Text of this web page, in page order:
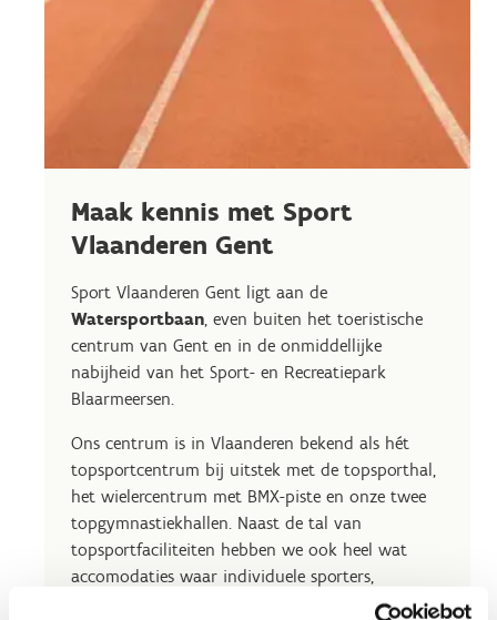
Maak kennis met Sport
Vlaanderen Gent
Sport Vlaanderen Gent ligt aan de
Watersportbaan, even buiten het toeristische
centrum van Gent en in de onmiddellijke
nabijheid van het Sport- en Recreatiepark
Blaarmeersen.
Ons centrum is in Vlaanderen bekend als hét
topsportcentrum bij uitstek met de topsporthal,
het wielercentrum met BMX-piste en onze twee
topgymnastiekhallen. Naast de tal van
topsportfaciliteiten hebben we ook heel wat
accomodaties waar individuele sporters,
sportclubs en scholen dagelijks gebruik van